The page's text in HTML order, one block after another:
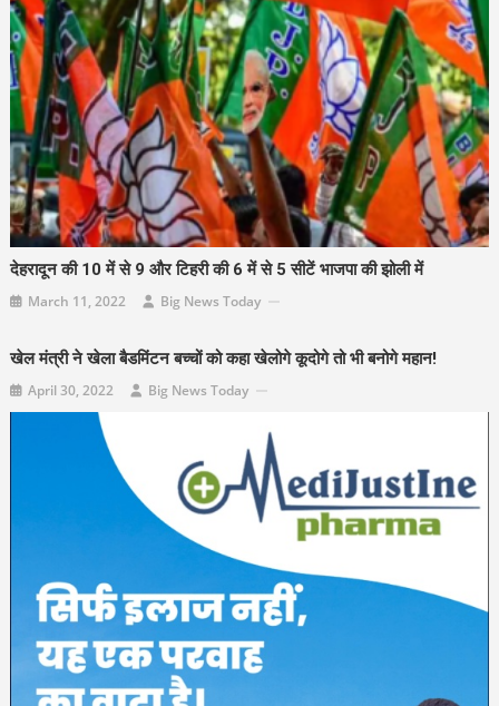
देहरादून की 10 में से 9 और टिहरी की 6 में से 5 सीटें भाजपा की झोली में
March 11, 2022 Big News Today
खेल मंत्री ने खेला बैडमिंटन बच्चों को कहा खेलोगे कूदोगे तो भी बनोगे महान!
April 30, 2022 Big News Today